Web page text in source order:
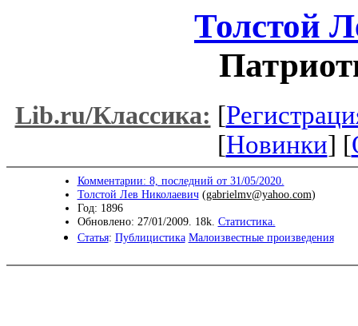
Толстой
Lib.ru/Классика: [
[Новинки] [
Комментарии: 8, последний от 31/05/2020.
Толстой Лев Николаевич(gabrielmv@yahoo.com)
Год: 1896
Обновлено: 27/01/2009. 18k. Статистика.
Статья: Публицистика Малоизвестные произведения